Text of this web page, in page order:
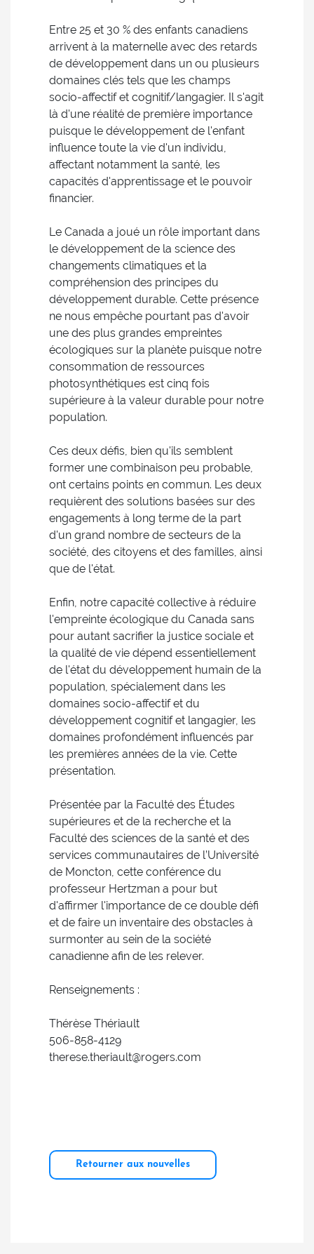
Entre 25 et 30 % des enfants canadiens
arrivent à la maternelle avec des retards
de développement dans un ou plusieurs
domaines clés tels que les champs
socio-affectif et cognitif/langagier. Il s'agit
là d'une réalité de première importance
puisque le développement de l'enfant
influence toute la vie d'un individu,
affectant notamment la santé, les
capacités d'apprentissage et le pouvoir
financier.
Le Canada a joué un rôle important dans
le développement de la science des
changements climatiques et la
compréhension des principes du
développement durable. Cette présence
ne nous empêche pourtant pas d'avoir
une des plus grandes empreintes
écologiques sur la planète puisque notre
consommation de ressources
photosynthétiques est cinq fois
supérieure à la valeur durable pour notre
population.
Ces deux défis, bien qu'ils semblent
former une combinaison peu probable,
ont certains points en commun. Les deux
requièrent des solutions basées sur des
engagements à long terme de la part
d'un grand nombre de secteurs de la
société, des citoyens et des familles, ainsi
que de l'état.
Enfin, notre capacité collective à réduire
l'empreinte écologique du Canada sans
pour autant sacrifier la justice sociale et
la qualité de vie dépend essentiellement
de l'état du développement humain de la
population, spécialement dans les
domaines socio-affectif et du
développement cognitif et langagier, les
domaines profondément influencés par
les premières années de la vie. Cette
présentation.
Présentée par la Faculté des Études
supérieures et de la recherche et la
Faculté des sciences de la santé et des
services communautaires de l’Université
de Moncton, cette conférence du
professeur Hertzman a pour but
d'affirmer l'importance de ce double défi
et de faire un inventaire des obstacles à
surmonter au sein de la société
canadienne afin de les relever.
Renseignements :
Thérèse Thériault
506-858-4129
therese.theriault@rogers.com
Retourner aux nouvelles